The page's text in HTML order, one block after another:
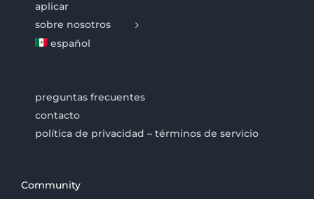
aplicar
sobre nosotros
español
preguntas frecuentes
contacto
política de privacidad – términos de servicio
Community